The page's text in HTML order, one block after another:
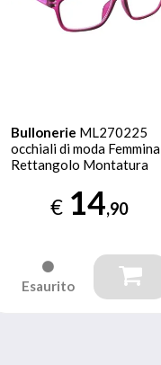
Bullonerie ML270225
occhiali di moda Femmina
Rettangolo Montatura
€ 14,90
Esaurito